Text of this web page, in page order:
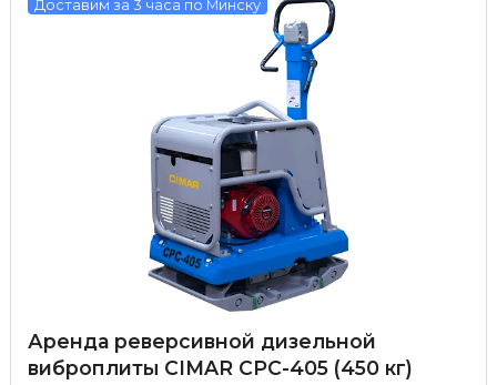
Доставим за 3 часа по Минску
Аренда реверсивной дизельной
виброплиты CIMAR CPC-405 (450 кг)